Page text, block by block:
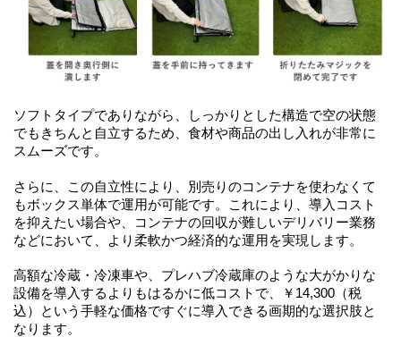
ソフトタイプでありながら、しっかりとした構造で空の状態
でもきちんと自立するため、食材や商品の出し入れが非常に
スムーズです。
さらに、この自立性により、別売りのコンテナを使わなくて
もボックス単体で運用が可能です。これにより、導入コスト
を抑えたい場合や、コンテナの回収が難しいデリバリー業務
などにおいて、より柔軟かつ経済的な運用を実現します。
高額な冷蔵・冷凍車や、プレハブ冷蔵庫のような大がかりな
設備を導入するよりもはるかに低コストで、￥14,300（税
込）という手軽な価格ですぐに導入できる画期的な選択肢と
なります。